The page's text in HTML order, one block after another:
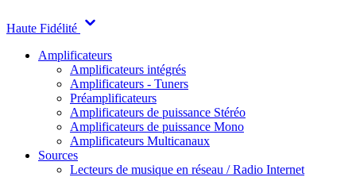
Haute Fidélité
Amplificateurs
Amplificateurs intégrés
Amplificateurs - Tuners
Préamplificateurs
Amplificateurs de puissance Stéréo
Amplificateurs de puissance Mono
Amplificateurs Multicanaux
Sources
Lecteurs de musique en réseau / Radio Internet